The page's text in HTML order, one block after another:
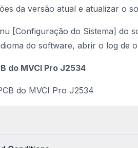
da versão atual e atualizar o
[Configuração do Sistema] do
do software, abrir o log de
do MVCI Pro J2534